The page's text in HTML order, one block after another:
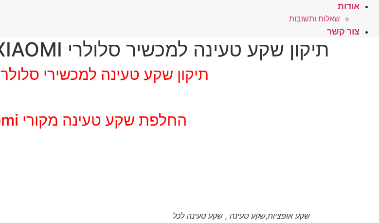
אודות
שאלות ותשובות
צור קשר
תיקון שקע טעינה למכשיר סלולרי XIAOMI קסיאמי
תיקון שקע טעינה למכשירי סלולר Xiaomi קסיאמי
החלפת שקע טעינה מקורי Xiaomi קסיאמי
שקע אופציות,שקע טעינה , שקע טעינה לכל